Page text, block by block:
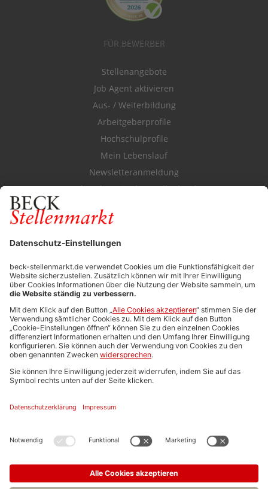
FÜR BEWERBER
Stellenangebote
Job Agent aktivieren
Aus- / Weiterbildung
Arbeitgeberprofile
Hochschulprofile
Mein Lebenslauf
Newsletteranmeldung
Durchsuchen Sie den Stellenkatalog
FÜR ARBEITGEBER
Stellenmarktpreise
Anzeigen-AGB
Media-Daten
Newsletteranmeldung
Produktübersicht
ALLGEMEIN
FAQs
Impressum
Stellenangebote C.H.BECK